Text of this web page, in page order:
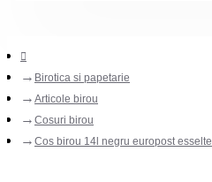
Birotica si papetarie
Articole birou
Cosuri birou
Cos birou 14l negru europost esselte